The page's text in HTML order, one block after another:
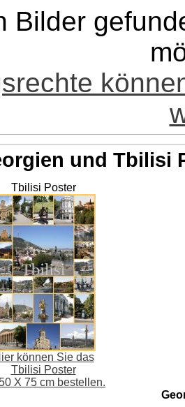
Bilder
und Tbilisi
Tbilisi Poster
können Sie das
Tbilisi Poster
X 75 cm bestellen.